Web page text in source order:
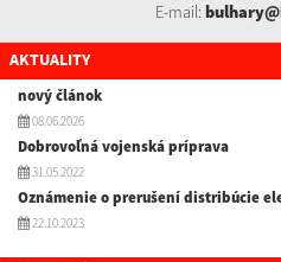
E-mail:
AKTUALITY
nový článok
08.06.2026
Dobrovoľná vojenská príprava
31.05.2022
Oznámenie o prerušení distribúcie
22.10.2023